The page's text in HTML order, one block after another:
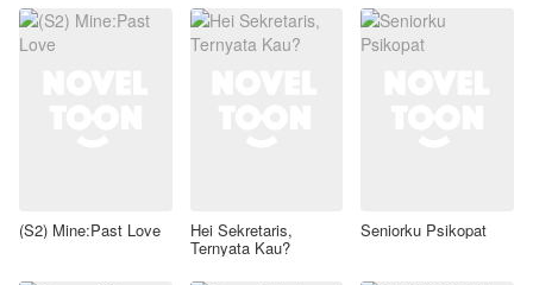
(S2) Mine:Past Love Hei Sekretaris,
Ternyata Kau?
Seniorku Psikopat